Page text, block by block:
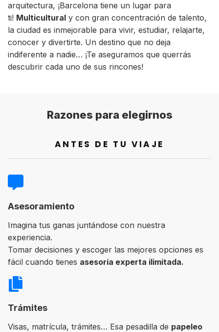
arquitectura, ¡Barcelona tiene un lugar para
ti! Multicultural y con gran concentración de talento,
la ciudad es inmejorable para vivir, estudiar, relajarte,
conocer y divertirte. Un destino que no deja
indiferente a nadie… ¡Te aseguramos que querrás
descubrir cada uno de sus rincones!
Razones para elegirnos
ANTES DE TU VIAJE
Asesoramiento
Imagina tus ganas juntándose con nuestra
experiencia.
Tomar decisiones y escoger las mejores opciones es
fácil cuando tienes asesoría experta ilimitada.
Trámites
Visas, matrícula, trámites… Esa pesadilla de papeleo